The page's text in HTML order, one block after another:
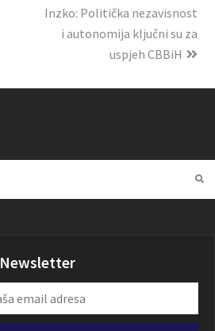
Inzko: Politička nezavisnost
i autonomija ključni su za
uspjeh CBBiH
Newsletter